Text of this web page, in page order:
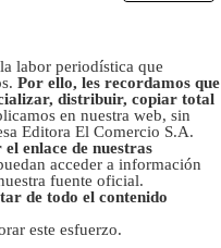
labor periodística que
Por ello, les recordamos que
distribuir, copiar total
en nuestra web, sin
Editora El Comercio S.A.
enlace de nuestras
acceder a información
fuente oficial.
de todo el contenido
este esfuerzo.